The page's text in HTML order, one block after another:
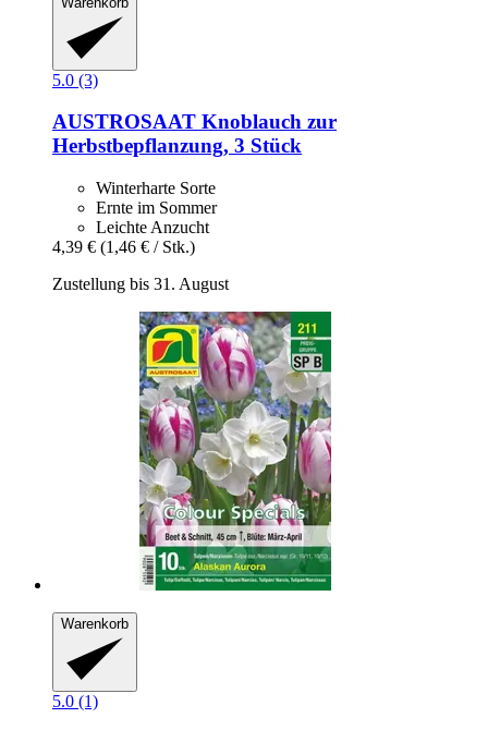
5.0 (3)
AUSTROSAAT Knoblauch zur
Herbstbepflanzung, 3 Stück
Winterharte Sorte
Ernte im Sommer
Leichte Anzucht
4,39 € (1,46 € / Stk.)
Zustellung bis 31. August
Warenkorb
5.0 (1)